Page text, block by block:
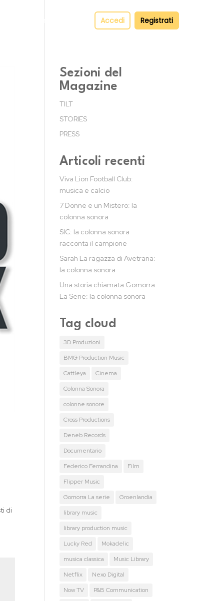
Contatti Accedi Registrati
di
Sezioni del
Magazine
TILT
STORIES
PRESS
Articoli recenti
Viva Lion Football Club:
musica e calcio
7 Donne e un Mistero: la
colonna sonora
SIC: la colonna sonora
racconta il campione
Sarah La ragazza di Avetrana:
la colonna sonora
Una storia chiamata Gomorra
La Serie: la colonna sonora
Tag cloud
3D Produzioni
BMG Production Music
Cattleya
Cinema
Colonna Sonora
colonne sonore
Cross Productions
Deneb Records
Documentario
Federico Ferrandina
Film
Flipper Music
Gomorra La serie
Groenlandia
library music
library production music
Lucky Red
Mokadelic
musica classica
Music Library
Netflix
Nexo Digital
Now TV
P&B Communication